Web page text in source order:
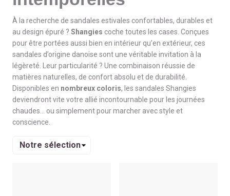
À la recherche de sandales estivales confortables, durables et
au design épuré ? Shangies coche toutes les cases. Conçues
pour être portées aussi bien en intérieur qu’en extérieur, ces
sandales d’origine danoise sont une véritable invitation à la
légèreté. Leur particularité ? Une combinaison réussie de
matières naturelles, de confort absolu et de durabilité.
Disponibles en nombreux coloris, les sandales Shangies
deviendront vite votre allié incontournable pour les journées
chaudes… ou simplement pour marcher avec style et
conscience.
Trier